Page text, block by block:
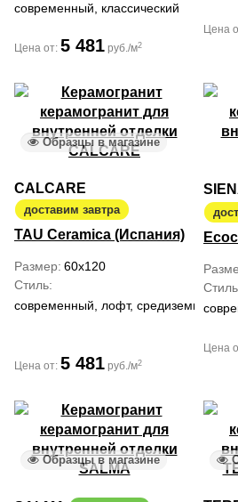
современный, классический
Цена от: 5 481 руб./м2
Цена
Образцы в магазине
CALCARE
доставим завтра
TAU Ceramica (Испания)
Размер 60x120
Стиль
современный, лофт,
Цена от: 5 481 руб./м2
Стиль
Цена
Образцы в магазине